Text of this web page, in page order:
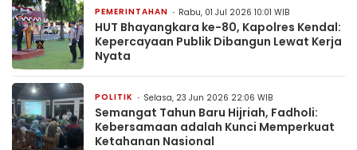
PEMERINTAHAN Rabu, 01 Jul 2026 10:01 WIB
HUT Bhayangkara ke-80, Kapolres Kendal:
Kepercayaan Publik Dibangun Lewat Kerja
Nyata
POLITIK Selasa, 23 Jun 2026 22:06 WIB
Semangat Tahun Baru Hijriah, Fadholi:
Kebersamaan adalah Kunci Memperkuat
Ketahanan Nasional